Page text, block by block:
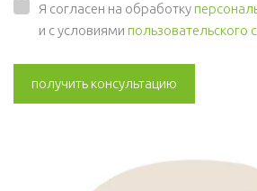
Я согласен на обработку
и с условиями пользовательского
получить консультацию